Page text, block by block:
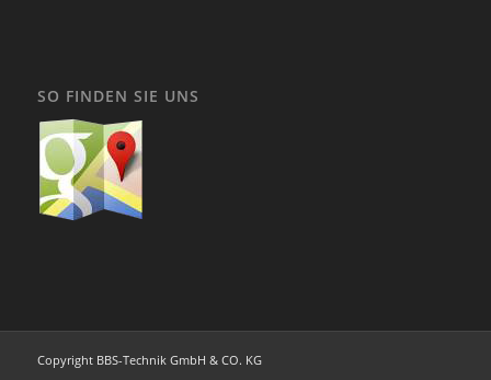
SO FINDEN SIE UNS
Copyright BBS-Technik GmbH & CO. KG